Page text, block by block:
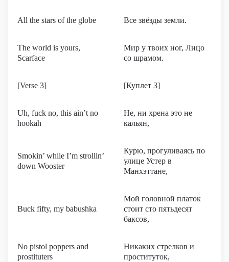
All the stars of the globe Все звёзды земли.
The world is yours,
Scarface
Мир у твоих ног, Лицо
со шрамом.
[Verse 3] [Куплет 3]
Uh, fuck no, this ain’t no
hookah
Не, ни хрена это не
кальян,
Smokin’ while I’m strollin’
down Wooster
Курю, прогуливаясь по
улице Устер в
Манхэттане,
Buck fifty, my babushka
Мой головной платок
стоит сто пятьдесят
баксов,
No pistol poppers and
prostituters
Никаких стрелков и
проституток,